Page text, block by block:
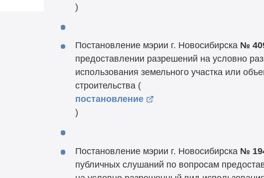
)
Постановление мэрии г. Новосибирска №
предоставлении разрешений на условно
использования земельного участка или
строительства (
постановление
)
Постановление мэрии г. Новосибирска №
публичных слушаний по вопросам